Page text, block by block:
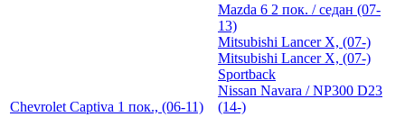
Chevrolet Captiva 1 пок., (06-11)
Mazda 6 2 пок. / седан (07-
13)
Mitsubishi Lancer X, (07-)
Mitsubishi Lancer X, (07-)
Sportback
Nissan Navara / NP300 D23
(14-)